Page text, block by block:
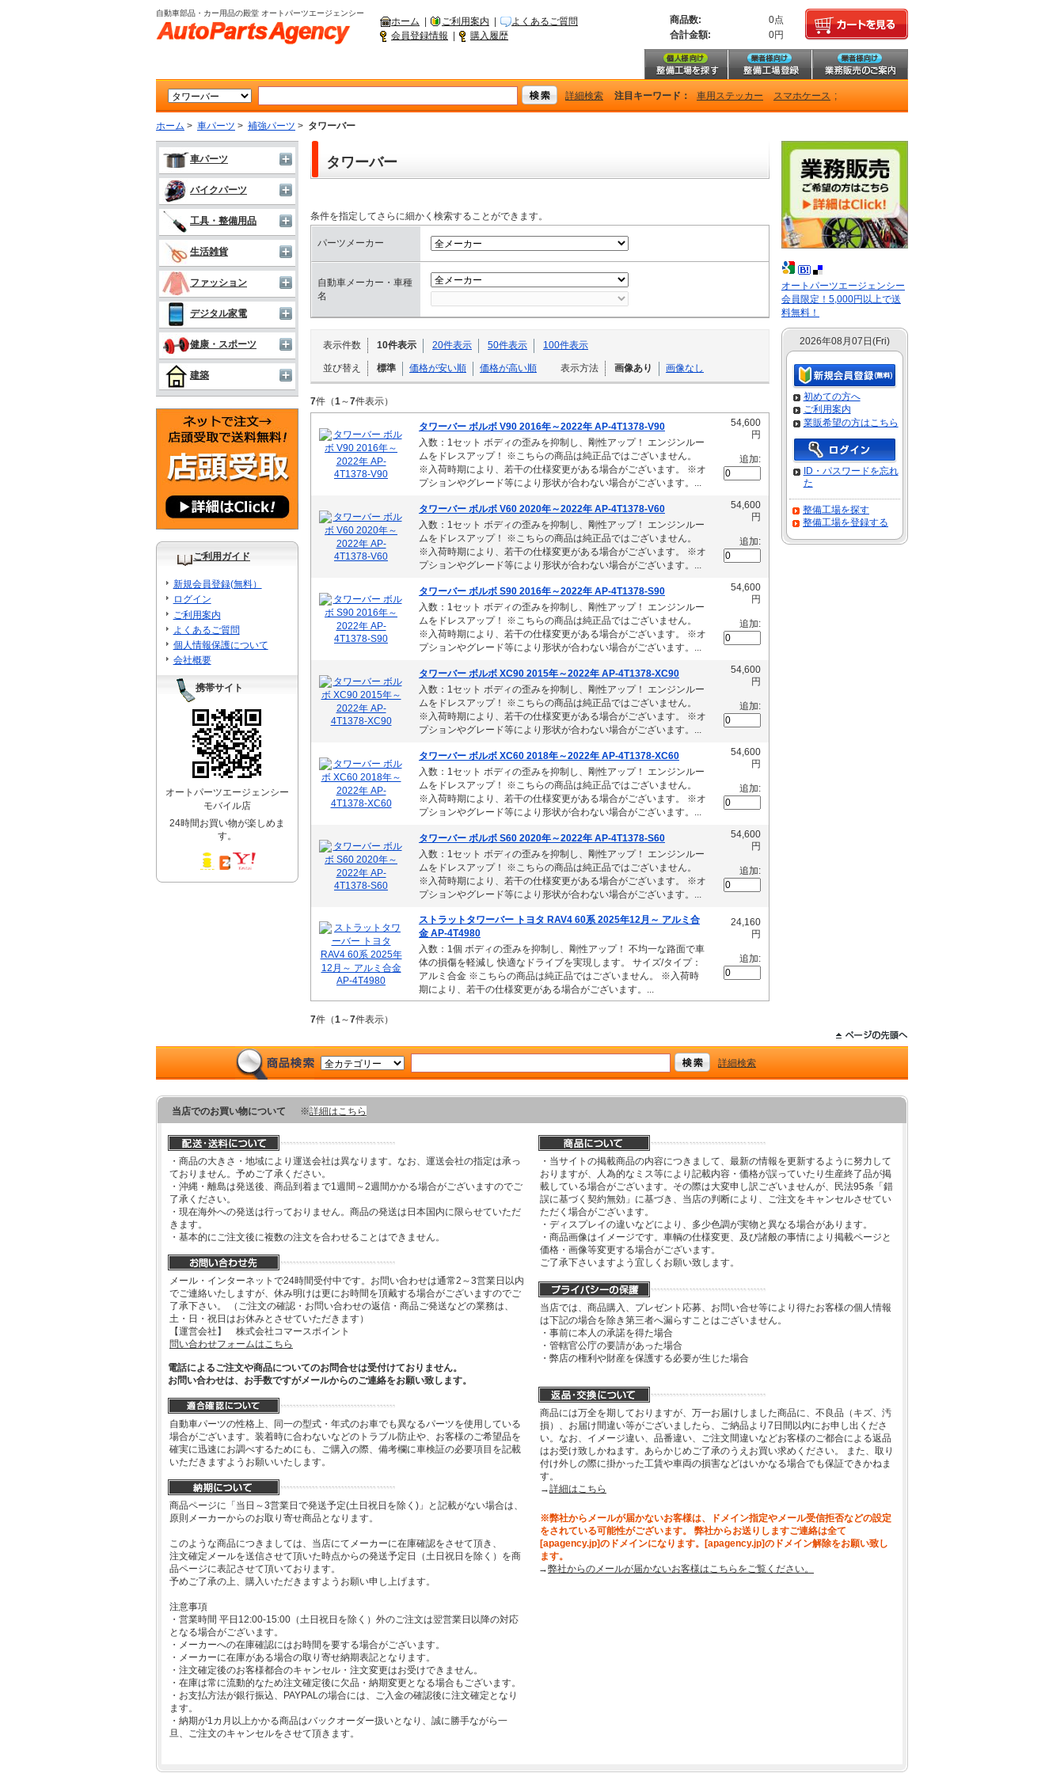
自動車部品・カー用品の殿堂 オートパーツエージェンシー
ホーム ご利用案内
よくあるご質問
会員登録情報
購入履歴
商品数:
0点
合計金額:
0円
詳細検索 注目キーワード： 車用ステッカー スマホケース ;
ホーム > 車パーツ > 補強パーツ > タワーバー
車パーツ
バイクパーツ
工具・整備用品
生活雑貨
ファッション
デジタル家電
健康・スポーツ
建築
ご利用ガイド
新規会員登録(無料）
ログイン
ご利用案内
よくあるご質問
個人情報保護について
会社概要
携帯サイト
オートパーツエージェンシー
モバイル店
24時間お買い物が楽しめま
す。
タワーバー
条件を指定してさらに細かく検索することができます。
パーツメーカー
自動車メーカー・車種
名
表示件数 10件表示 20件表示 50件表示 100件表示
並び替え 標準 価格が安い順 価格が高い順 表示方法 画像あり 画像なし
7件（1～7件表示）
タワーバー ボルボ V90 2016年～2022年 AP-4T1378-V90
入数：1セット ボディの歪みを抑制し、剛性アップ！ エンジンルー
ムをドレスアップ！ ※こちらの商品は純正品ではございません。
※入荷時期により、若干の仕様変更がある場合がございます。 ※オ
プションやグレード等により形状が合わない場合がございます。...
54,600
円
追加:
タワーバー ボルボ V60 2020年～2022年 AP-4T1378-V60
入数：1セット ボディの歪みを抑制し、剛性アップ！ エンジンルー
ムをドレスアップ！ ※こちらの商品は純正品ではございません。
※入荷時期により、若干の仕様変更がある場合がございます。 ※オ
プションやグレード等により形状が合わない場合がございます。...
54,600
円
追加:
タワーバー ボルボ S90 2016年～2022年 AP-4T1378-S90
入数：1セット ボディの歪みを抑制し、剛性アップ！ エンジンルー
ムをドレスアップ！ ※こちらの商品は純正品ではございません。
※入荷時期により、若干の仕様変更がある場合がございます。 ※オ
プションやグレード等により形状が合わない場合がございます。...
54,600
円
追加:
タワーバー ボルボ XC90 2015年～2022年 AP-4T1378-XC90
入数：1セット ボディの歪みを抑制し、剛性アップ！ エンジンルー
ムをドレスアップ！ ※こちらの商品は純正品ではございません。
※入荷時期により、若干の仕様変更がある場合がございます。 ※オ
プションやグレード等により形状が合わない場合がございます。...
54,600
円
追加:
タワーバー ボルボ XC60 2018年～2022年 AP-4T1378-XC60
入数：1セット ボディの歪みを抑制し、剛性アップ！ エンジンルー
ムをドレスアップ！ ※こちらの商品は純正品ではございません。
※入荷時期により、若干の仕様変更がある場合がございます。 ※オ
プションやグレード等により形状が合わない場合がございます。...
54,600
円
追加:
タワーバー ボルボ S60 2020年～2022年 AP-4T1378-S60
入数：1セット ボディの歪みを抑制し、剛性アップ！ エンジンルー
ムをドレスアップ！ ※こちらの商品は純正品ではございません。
※入荷時期により、若干の仕様変更がある場合がございます。 ※オ
プションやグレード等により形状が合わない場合がございます。...
54,600
円
追加:
ストラットタワーバー トヨタ RAV4 60系 2025年12月～ アルミ合
金 AP-4T4980
入数：1個 ボディの歪みを抑制し、剛性アップ！ 不均一な路面で車
体の損傷を軽減し 快適なドライブを実現します。 サイズ/タイプ：
アルミ合金 ※こちらの商品は純正品ではございません。 ※入荷時
期により、若干の仕様変更がある場合がございます。...
24,160
円
追加:
7件（1～7件表示）
オートパーツエージェンシー
会員限定！5,000円以上で送
料無料！
2026年08月07日(Fri)
初めての方へ
ご利用案内
業販希望の方はこちら
ID・パスワードを忘れ
た
整備工場を探す
整備工場を登録する
詳細検索
当店でのお買い物について ※詳細はこちら
・商品の大きさ・地域により運送会社は異なります。なお、運送会社の指定は承っ
ておりません。予めご了承ください。
・沖縄・離島は発送後、商品到着まで1週間～2週間かかる場合がございますのでご
了承ください。
・現在海外への発送は行っておりません。商品の発送は日本国内に限らせていただ
きます。
・基本的にご注文後に複数の注文を合わせることはできません。
メール・インターネットで24時間受付中です。お問い合わせは通常2～3営業日以内
でご連絡いたしますが、休み明けは更にお時間を頂戴する場合がございますのでご
了承下さい。 （ご注文の確認・お問い合わせの返信・商品ご発送などの業務は、
土・日・祝日はお休みとさせていただきます）
【運営会社】 株式会社コマースポイント
問い合わせフォームはこちら
電話によるご注文や商品についてのお問合せは受付けておりません。
お問い合わせは、お手数ですがメールからのご連絡をお願い致します。
自動車パーツの性格上、同一の型式・年式のお車でも異なるパーツを使用している
場合がございます。装着時に合わないなどのトラブル防止や、お客様のご希望品を
確実に迅速にお調べするためにも、ご購入の際、備考欄に車検証の必要項目を記載
いただきますようお願いいたします。
商品ページに「当日～3営業日で発送予定(土日祝日を除く)」と記載がない場合は、
原則メーカーからのお取り寄せ商品となります。
このような商品につきましては、当店にてメーカーに在庫確認をさせて頂き、
注文確定メールを送信させて頂いた時点からの発送予定日（土日祝日を除く）を商
品ページに表記させて頂いております。
予めご了承の上、購入いただきますようお願い申し上げます。
注意事項
・営業時間 平日12:00-15:00（土日祝日を除く）外のご注文は翌営業日以降の対応
となる場合がございます。
・メーカーへの在庫確認にはお時間を要する場合がございます。
・メーカーに在庫がある場合の取り寄せ納期表記となります。
・注文確定後のお客様都合のキャンセル・注文変更はお受けできません。
・在庫は常に流動的なため注文確定後に欠品・納期変更となる場合もございます。
・お支払方法が銀行振込、PAYPALの場合には、ご入金の確認後に注文確定となり
ます。
・納期が1カ月以上かかる商品はバックオーダー扱いとなり、誠に勝手ながら一
旦、ご注文のキャンセルをさせて頂きます。
・当サイトの掲載商品の内容につきまして、最新の情報を更新するように努力して
おりますが、人為的なミス等により記載内容・価格が誤っていたり生産終了品が掲
載している場合がございます。その際は大変申し訳ございませんが、民法95条「錯
誤に基づく契約無効」に基づき、当店の判断により、ご注文をキャンセルさせてい
ただく場合がございます。
・ディスプレイの違いなどにより、多少色調が実物と異なる場合があります。
・商品画像はイメージです。車輌の仕様変更、及び諸般の事情により掲載ページと
価格・画像等変更する場合がございます。
ご了承下さいますよう宜しくお願い致します。
当店では、商品購入、プレゼント応募、お問い合せ等により得たお客様の個人情報
は下記の場合を除き第三者へ漏らすことはございません。
・事前に本人の承諾を得た場合
・管轄官公庁の要請があった場合
・弊店の権利や財産を保護する必要が生じた場合
商品には万全を期しておりますが、万一お届けしました商品に、不良品（キズ、汚
損）、お届け間違い等がございましたら、ご納品より7日間以内にお申し出くださ
い。なお、イメージ違い、品番違い、ご注文間違いなどお客様のご都合による返品
はお受け致しかねます。あらかじめご了承のうえお買い求めください。 また、取り
付け外しの際に掛かった工賃や車両の損害などはいかなる場合でも保証できかねま
す。
→詳細はこちら
※弊社からメールが届かないお客様は、ドメイン指定やメール受信拒否などの設定
をされている可能性がございます。 弊社からお送りしますご連絡は全て
[apagency.jp]のドメインになります。[apagency.jp]のドメイン解除をお願い致し
ます。
→弊社からのメールが届かないお客様はこちらをご覧ください。